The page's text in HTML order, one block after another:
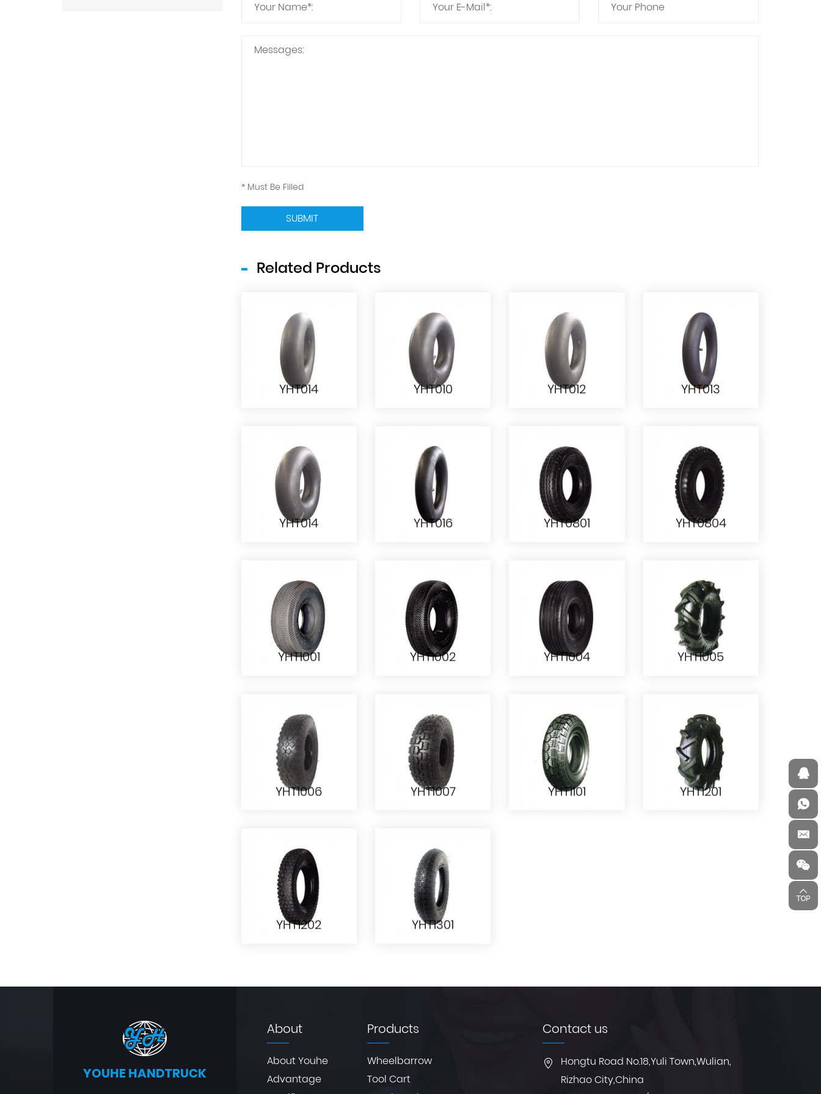
* Must Be Filled
SUBMIT
Related Products
YHT014
YHT014
YHT010
YHT010
YHT012
YHT012
YHT013
YHT013
YHT014
YHT014
YHT016
YHT016
YHT0801
YHT0801
YHT0804
YHT0804
YHT1001
YHT1001
YHT1002
YHT1002
YHT1004
YHT1004
YHT1005
YHT1005
YHT1006
YHT1006
YHT1007
YHT1007
YHT1101 YHT1201
YHT1202
YHT1202
YHT1301
YHT1301
YOUHE HANDTRUCK
About
About Youhe
Advantage
Products
Wheelbarrow
Tool Cart
Contact us
Hongtu Road No.18,Yuli Town,Wulian,
Rizhao City,China